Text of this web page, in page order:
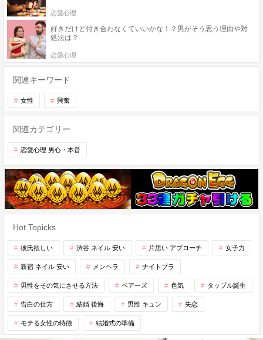
恋愛心理
好きだけど付き合わなくていいかな！？男がそう思う理由や対
処法は？
恋愛心理
関連キーワード
女性 興奮
関連カテゴリー
恋愛心理 男心・本音
Hot Topicks
彼氏欲しい 渋谷 ネイル 安い 片思い アプローチ 女子力
新宿 ネイル 安い メンヘラ ナイトブラ
男性をその気にさせる方法 ペアーズ 色気 タップル誕生
告白の仕方 結婚 後悔 男性 キュン 失恋
モテる女性の特徴 結婚式の準備